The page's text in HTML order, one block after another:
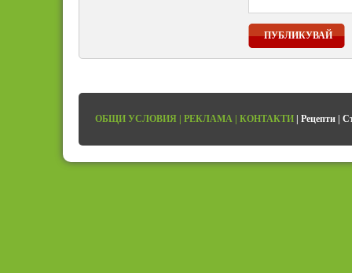
ПУБЛИКУВАЙ
ОБЩИ УСЛОВИЯ | РЕКЛАМА | КОНТАКТИ | Рецепти |